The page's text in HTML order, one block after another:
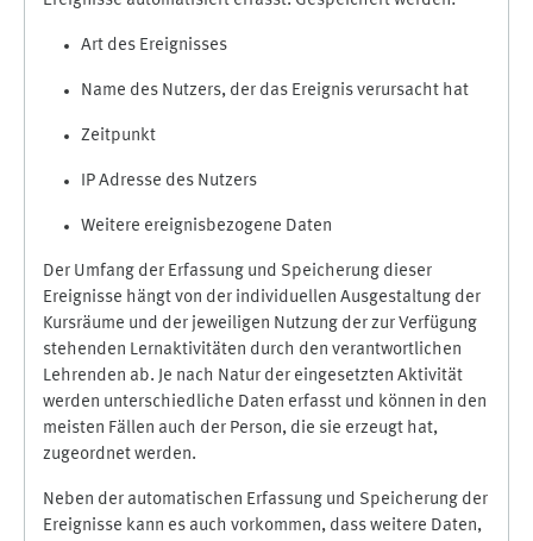
Art des Ereignisses
Name des Nutzers, der das Ereignis verursacht hat
Zeitpunkt
IP Adresse des Nutzers
Weitere ereignisbezogene Daten
Der Umfang der Erfassung und Speicherung dieser
Ereignisse hängt von der individuellen Ausgestaltung der
Kursräume und der jeweiligen Nutzung der zur Verfügung
stehenden Lernaktivitäten durch den verantwortlichen
Lehrenden ab. Je nach Natur der eingesetzten Aktivität
werden unterschiedliche Daten erfasst und können in den
meisten Fällen auch der Person, die sie erzeugt hat,
zugeordnet werden.
Neben der automatischen Erfassung und Speicherung der
Ereignisse kann es auch vorkommen, dass weitere Daten,